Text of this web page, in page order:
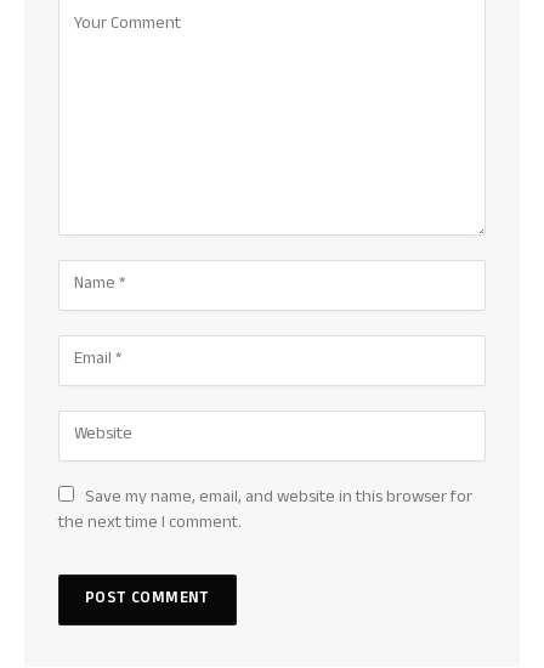
Save my name, email, and website in this browser for
the next time I comment.